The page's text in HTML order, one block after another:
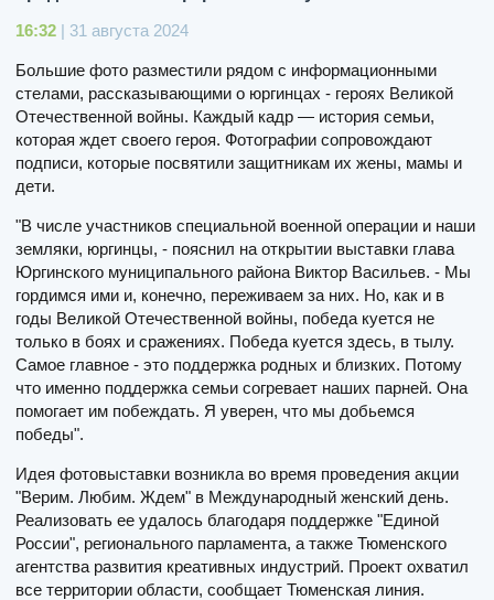
16:32 | 31 августа 2024
Большие фото разместили рядом с информационными
стелами, рассказывающими о юргинцах - героях Великой
Отечественной войны. Каждый кадр — история семьи,
которая ждет своего героя. Фотографии сопровождают
подписи, которые посвятили защитникам их жены, мамы и
дети.
"В числе участников специальной военной операции и наши
земляки, юргинцы, - пояснил на открытии выставки глава
Юргинского муниципального района Виктор Васильев. - Мы
гордимся ими и, конечно, переживаем за них. Но, как и в
годы Великой Отечественной войны, победа куется не
только в боях и сражениях. Победа куется здесь, в тылу.
Самое главное - это поддержка родных и близких. Потому
что именно поддержка семьи согревает наших парней. Она
помогает им побеждать. Я уверен, что мы добьемся
победы".
Идея фотовыставки возникла во время проведения акции
"Верим. Любим. Ждем" в Международный женский день.
Реализовать ее удалось благодаря поддержке "Единой
России", регионального парламента, а также Тюменского
агентства развития креативных индустрий. Проект охватил
все территории области, сообщает Тюменская линия.